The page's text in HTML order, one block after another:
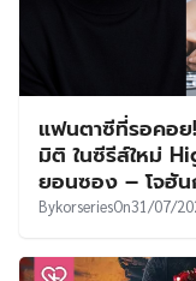
แฟนตาซีที่รอคอย
มิติ ในซีรีส์ใหม่
ยอนซอง – โจฮัน
BykorseriesOn31/07/